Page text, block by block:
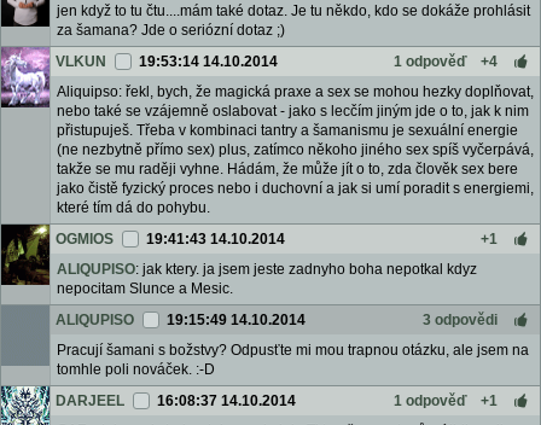
jen když to tu čtu....mám také dotaz. Je tu někdo, kdo se dokáže prohlásit
za šamana? Jde o seriózní dotaz ;)
VLKUN
19:53:14 14.10.2014 1 odpověď
+4
Aliquipso: řekl, bych, že magická praxe a sex se mohou hezky doplňovat,
nebo také se vzájemně oslabovat - jako s lecčím jiným jde o to, jak k nim
přistupuješ. Třeba v kombinaci tantry a šamanismu je sexuální energie
(ne nezbytně přímo sex) plus, zatímco někoho jiného sex spíš vyčerpává,
takže se mu raději vyhne. Hádám, že může jít o to, zda člověk sex bere
jako čistě fyzický proces nebo i duchovní a jak si umí poradit s energiemi,
které tím dá do pohybu.
OGMIOS
19:41:43 14.10.2014
+1
ALIQUPISO: jak ktery. ja jsem jeste zadnyho boha nepotkal kdyz
nepocitam Slunce a Mesic.
ALIQUPISO
19:15:49 14.10.2014
3 odpovědi
Pracují šamani s božstvy? Odpusťte mi mou trapnou otázku, ale jsem na
tomhle poli nováček. :-D
DARJEEL
16:08:37 14.10.2014 1 odpověď
+1